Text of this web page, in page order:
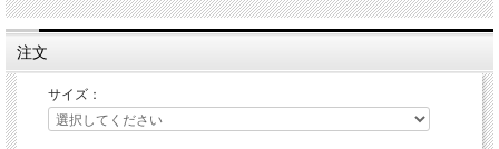
注文
サイズ：